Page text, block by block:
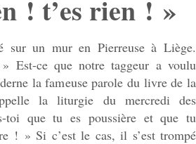
! t’es rien ! »
sur un mur en Pierreuse à Liège.
Est-ce que notre taggeur a voulu
la fameuse parole du livre de la
la liturgie du mercredi des
toi que tu es poussière et que tu
! » Si c’est le cas, il s’est trompé